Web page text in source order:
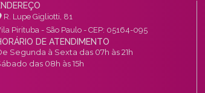
R. Lupe Gigliotti, 81
Pirituba - São Paulo - CEP: 05164-095
DE ATENDIMENTO
Segunda à Sexta das 07h às 21h
das 08h às 15h